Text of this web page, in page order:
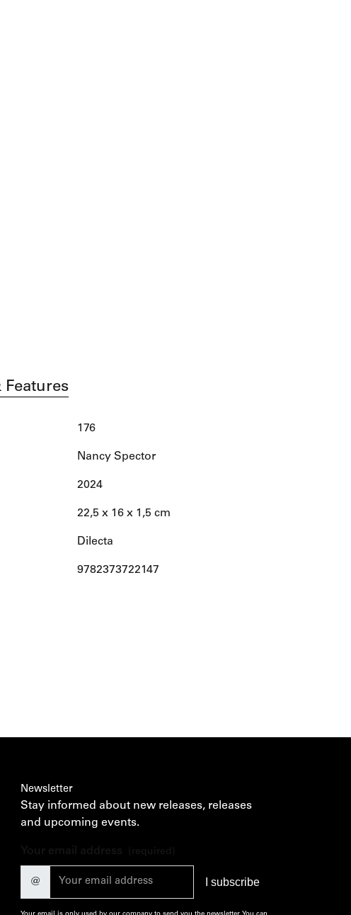
176
Nancy Spector
2024
22,5 x 16 x 1,5 cm
Dilecta
9782373722147
Newsletter
Stay informed about new releases, releases
and upcoming events.
Your email address (required)
@